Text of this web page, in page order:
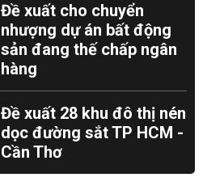
Đề xuất cho chuyển
nhượng dự án bất động
sản đang thế chấp ngân
hàng
Đề xuất 28 khu đô thị nén
dọc đường sắt TP HCM -
Cần Thơ